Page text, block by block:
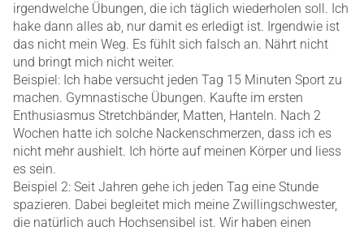
irgendwelche Übungen, die ich täglich wiederholen soll. Ich
hake dann alles ab, nur damit es erledigt ist. Irgendwie ist
das nicht mein Weg. Es fühlt sich falsch an. Nährt nicht
und bringt mich nicht weiter.
Beispiel: Ich habe versucht jeden Tag 15 Minuten Sport zu
machen. Gymnastische Übungen. Kaufte im ersten
Enthusiasmus Stretchbänder, Matten, Hanteln. Nach 2
Wochen hatte ich solche Nackenschmerzen, dass ich es
nicht mehr aushielt. Ich hörte auf meinen Körper und liess
es sein.
Beispiel 2: Seit Jahren gehe ich jeden Tag eine Stunde
spazieren. Dabei begleitet mich meine Zwillingschwester,
die natürlich auch Hochsensibel ist. Wir haben einen